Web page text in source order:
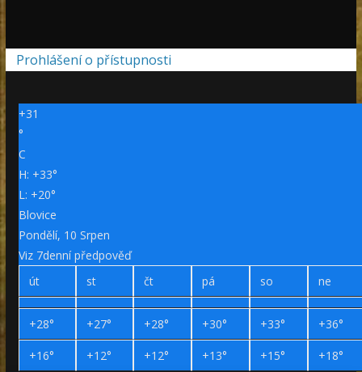
Prohlášení o přístupnosti
+31
°
C
H: +33°
L: +20°
Blovice
Pondělí, 10 Srpen
Viz 7denní předpověď
út
st čt pá so ne
+28° +27° +28° +30° +33° +36°
+16° +12° +12° +13° +15° +18°